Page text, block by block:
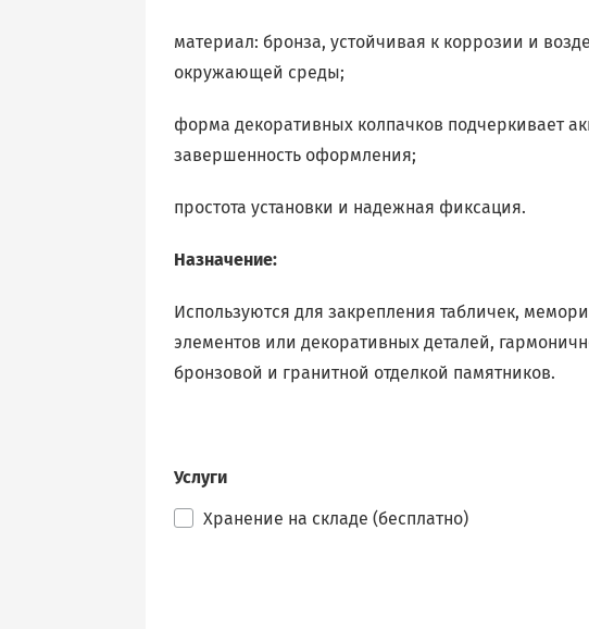
материал: бронза, устойчивая к коррозии и
окружающей среды;
форма декоративных колпачков подчеркивает
завершенность оформления;
простота установки и надежная фиксация.
Назначение:
Используются для закрепления табличек,
элементов или декоративных деталей,
бронзовой и гранитной отделкой памятников.
Услуги
Хранение на складе (бесплатно)